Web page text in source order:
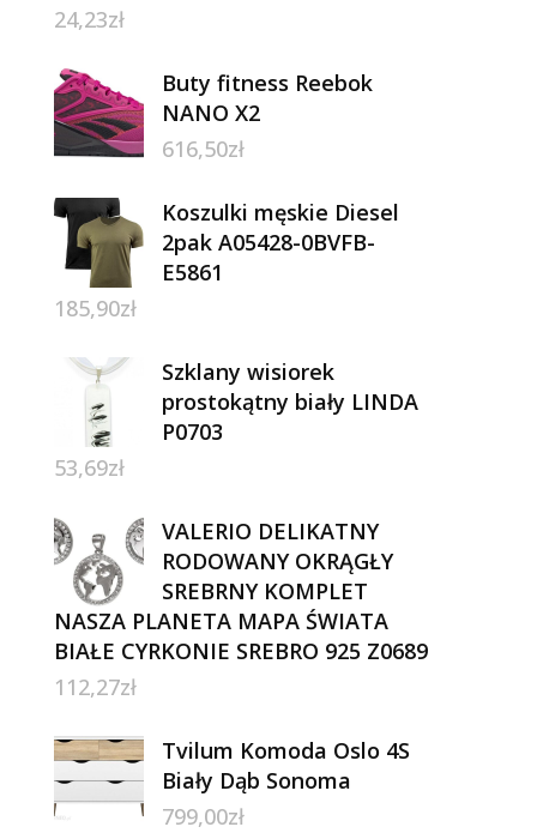
24,23zł
Buty fitness Reebok
NANO X2
616,50zł
Koszulki męskie Diesel
2pak A05428-0BVFB-
E5861
185,90zł
Szklany wisiorek
prostokątny biały LINDA
P0703
53,69zł
VALERIO DELIKATNY
RODOWANY OKRĄGŁY
SREBRNY KOMPLET
NASZA PLANETA MAPA ŚWIATA
BIAŁE CYRKONIE SREBRO 925 Z0689
112,27zł
Tvilum Komoda Oslo 4S
Biały Dąb Sonoma
799,00zł